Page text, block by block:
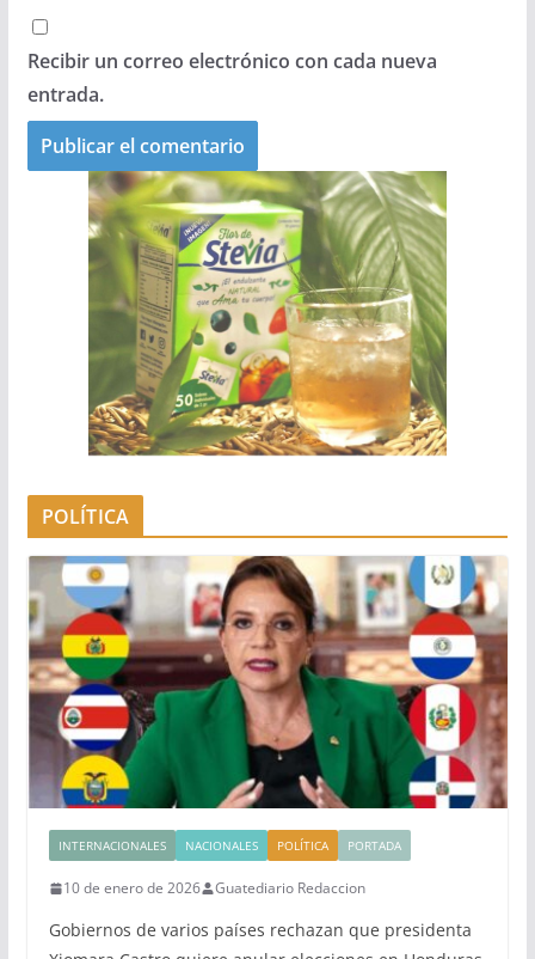
Recibir un correo electrónico con cada nueva
entrada.
POLÍTICA
INTERNACIONALES NACIONALES POLÍTICA PORTADA
10 de enero de 2026 Guatediario Redaccion
Gobiernos de varios países rechazan que presidenta